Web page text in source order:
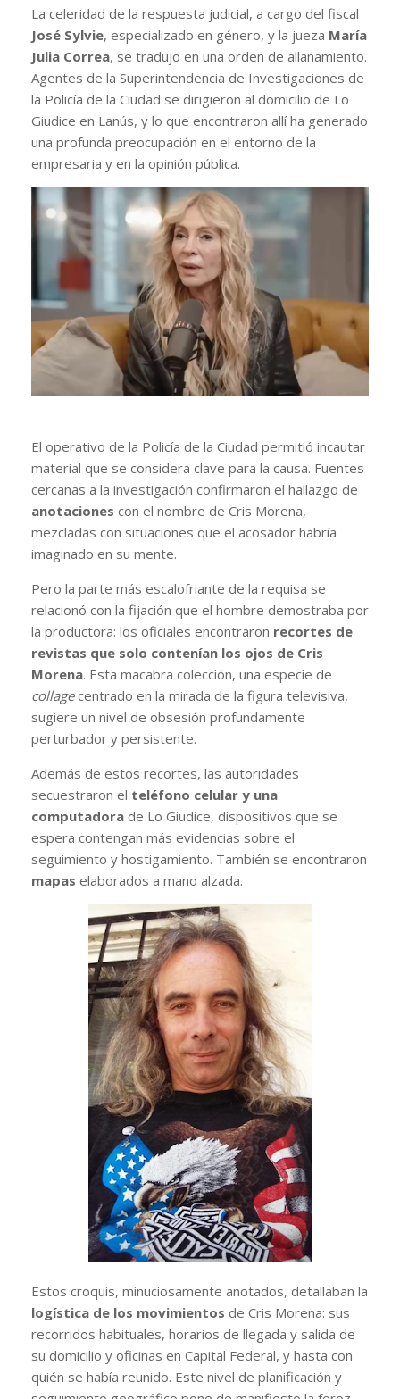
La celeridad de la respuesta judicial, a cargo del fiscal
José Sylvie, especializado en género, y la jueza María
Julia Correa, se tradujo en una orden de allanamiento.
Agentes de la Superintendencia de Investigaciones de
la Policía de la Ciudad se dirigieron al domicilio de Lo
Giudice en Lanús, y lo que encontraron allí ha generado
una profunda preocupación en el entorno de la
empresaria y en la opinión pública.
El operativo de la Policía de la Ciudad permitió incautar
material que se considera clave para la causa. Fuentes
cercanas a la investigación confirmaron el hallazgo de
anotaciones con el nombre de Cris Morena,
mezcladas con situaciones que el acosador habría
imaginado en su mente.
Pero la parte más escalofriante de la requisa se
relacionó con la fijación que el hombre demostraba por
la productora: los oficiales encontraron recortes de
revistas que solo contenían los ojos de Cris
Morena. Esta macabra colección, una especie de
collagecentrado en la mirada de la figura televisiva,
sugiere un nivel de obsesión profundamente
perturbador y persistente.
Además de estos recortes, las autoridades
secuestraron el teléfono celular y una
computadora de Lo Giudice, dispositivos que se
espera contengan más evidencias sobre el
seguimiento y hostigamiento. También se encontraron
mapas elaborados a mano alzada.
Estos croquis, minuciosamente anotados, detallaban la
logística de los movimientos de Cris Morena: sus
recorridos habituales, horarios de llegada y salida de
su domicilio y oficinas en Capital Federal, y hasta con
quién se había reunido. Este nivel de planificación y